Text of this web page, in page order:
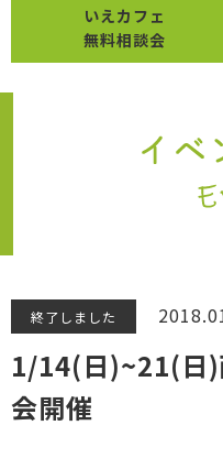
いえカフェ
無料相談会
終了しました
1/14(日)~21(日)
会開催